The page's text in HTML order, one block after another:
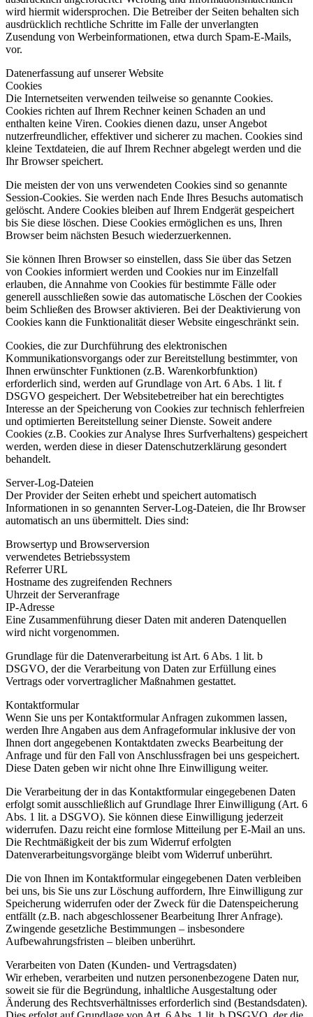
wird hiermit widersprochen. Die Betreiber der Seiten behalten sich
ausdrücklich rechtliche Schritte im Falle der unverlangten
Zusendung von Werbeinformationen, etwa durch Spam-E-Mails,
vor.
Datenerfassung auf unserer Website
Cookies
Die Internetseiten verwenden teilweise so genannte Cookies.
Cookies richten auf Ihrem Rechner keinen Schaden an und
enthalten keine Viren. Cookies dienen dazu, unser Angebot
nutzerfreundlicher, effektiver und sicherer zu machen. Cookies sind
kleine Textdateien, die auf Ihrem Rechner abgelegt werden und die
Ihr Browser speichert.
Die meisten der von uns verwendeten Cookies sind so genannte
Session-Cookies. Sie werden nach Ende Ihres Besuchs automatisch
gelöscht. Andere Cookies bleiben auf Ihrem Endgerät gespeichert
bis Sie diese löschen. Diese Cookies ermöglichen es uns, Ihren
Browser beim nächsten Besuch wiederzuerkennen.
Sie können Ihren Browser so einstellen, dass Sie über das Setzen
von Cookies informiert werden und Cookies nur im Einzelfall
erlauben, die Annahme von Cookies für bestimmte Fälle oder
generell ausschließen sowie das automatische Löschen der Cookies
beim Schließen des Browser aktivieren. Bei der Deaktivierung von
Cookies kann die Funktionalität dieser Website eingeschränkt sein.
Cookies, die zur Durchführung des elektronischen
Kommunikationsvorgangs oder zur Bereitstellung bestimmter, von
Ihnen erwünschter Funktionen (z.B. Warenkorbfunktion)
erforderlich sind, werden auf Grundlage von Art. 6 Abs. 1 lit. f
DSGVO gespeichert. Der Websitebetreiber hat ein berechtigtes
Interesse an der Speicherung von Cookies zur technisch fehlerfreien
und optimierten Bereitstellung seiner Dienste. Soweit andere
Cookies (z.B. Cookies zur Analyse Ihres Surfverhaltens) gespeichert
werden, werden diese in dieser Datenschutzerklärung gesondert
behandelt.
Server-Log-Dateien
Der Provider der Seiten erhebt und speichert automatisch
Informationen in so genannten Server-Log-Dateien, die Ihr Browser
automatisch an uns übermittelt. Dies sind:
Browsertyp und Browserversion
verwendetes Betriebssystem
Referrer URL
Hostname des zugreifenden Rechners
Uhrzeit der Serveranfrage
IP-Adresse
Eine Zusammenführung dieser Daten mit anderen Datenquellen
wird nicht vorgenommen.
Grundlage für die Datenverarbeitung ist Art. 6 Abs. 1 lit. b
DSGVO, der die Verarbeitung von Daten zur Erfüllung eines
Vertrags oder vorvertraglicher Maßnahmen gestattet.
Kontaktformular
Wenn Sie uns per Kontaktformular Anfragen zukommen lassen,
werden Ihre Angaben aus dem Anfrageformular inklusive der von
Ihnen dort angegebenen Kontaktdaten zwecks Bearbeitung der
Anfrage und für den Fall von Anschlussfragen bei uns gespeichert.
Diese Daten geben wir nicht ohne Ihre Einwilligung weiter.
Die Verarbeitung der in das Kontaktformular eingegebenen Daten
erfolgt somit ausschließlich auf Grundlage Ihrer Einwilligung (Art. 6
Abs. 1 lit. a DSGVO). Sie können diese Einwilligung jederzeit
widerrufen. Dazu reicht eine formlose Mitteilung per E-Mail an uns.
Die Rechtmäßigkeit der bis zum Widerruf erfolgten
Datenverarbeitungsvorgänge bleibt vom Widerruf unberührt.
Die von Ihnen im Kontaktformular eingegebenen Daten verbleiben
bei uns, bis Sie uns zur Löschung auffordern, Ihre Einwilligung zur
Speicherung widerrufen oder der Zweck für die Datenspeicherung
entfällt (z.B. nach abgeschlossener Bearbeitung Ihrer Anfrage).
Zwingende gesetzliche Bestimmungen – insbesondere
Aufbewahrungsfristen – bleiben unberührt.
Verarbeiten von Daten (Kunden- und Vertragsdaten)
Wir erheben, verarbeiten und nutzen personenbezogene Daten nur,
soweit sie für die Begründung, inhaltliche Ausgestaltung oder
Änderung des Rechtsverhältnisses erforderlich sind (Bestandsdaten).